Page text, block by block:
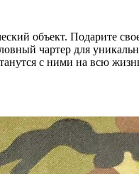
объект. Подарите
чартер для
с ними на всю